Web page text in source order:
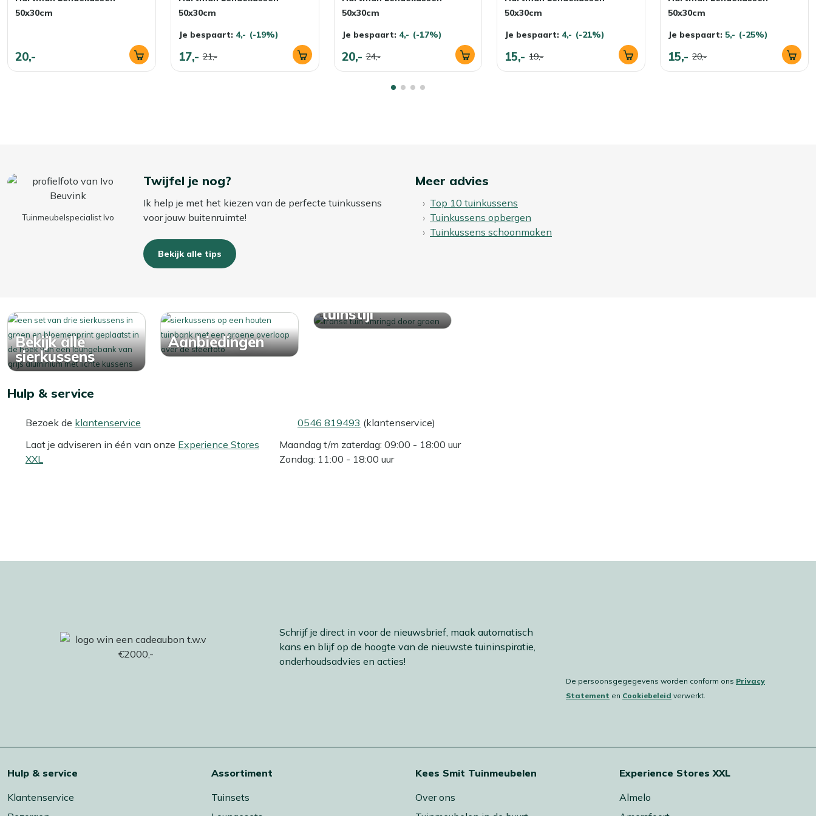
50x30cm
20,-
50x30cm
Je bespaart: 4,- (-19%)
17,- 21,-
50x30cm
Je bespaart: 4,- (-17%)
20,- 24,-
50x30cm
Je bespaart: 4,- (-21%)
15,- 19,-
50x30cm
Je bespaart: 5,- (-25%)
15,- 20,-
Tuinmeubelspecialist Ivo
Twijfel je nog?
Ik help je met het kiezen van de perfecte tuinkussens
voor jouw buitenruimte!
Bekijk alle tips
Meer advies
Top 10 tuinkussens
Tuinkussens opbergen
Tuinkussens schoonmaken
Bekijk alle
sierkussens
Aanbiedingen
tuinstijl
Hulp & service
Bezoek de klantenservice
Laat je adviseren in één van onze Experience Stores
XXL
0546 819493 (klantenservice)
Maandag t/m zaterdag: 09:00 - 18:00 uur
Zondag: 11:00 - 18:00 uur
Schrijf je direct in voor de nieuwsbrief, maak automatisch
kans en blijf op de hoogte van de nieuwste tuininspiratie,
onderhoudsadvies en acties!
De persoonsgegegevens worden conform ons Privacy
Statement en Cookiebeleid verwerkt.
Hulp & service
Klantenservice
Assortiment
Tuinsets
Kees Smit Tuinmeubelen
Over ons
Experience Stores XXL
Almelo